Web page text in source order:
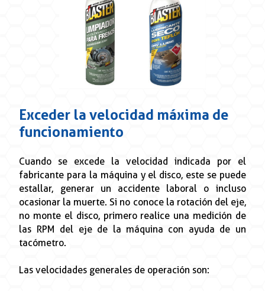
Exceder la velocidad máxima de
funcionamiento
Cuando se excede la velocidad indicada por el
fabricante para la máquina y el disco, este se puede
estallar, generar un accidente laboral o incluso
ocasionar la muerte. Si no conoce la rotación del eje,
no monte el disco, primero realice una medición de
las RPM del eje de la máquina con ayuda de un
tacómetro.
Las velocidades generales de operación son: